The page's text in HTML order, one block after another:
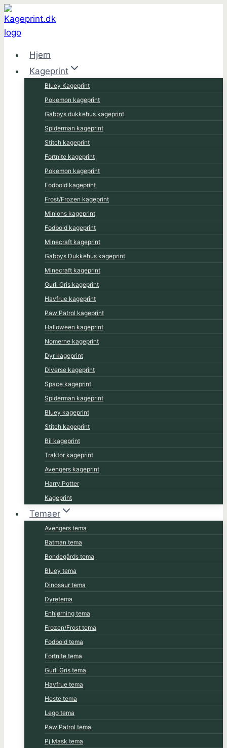
Fortsæt
til
indhold
Hjem
Kageprint
Bluey Kageprint
Pokemon kageprint
Gabbys dukkehus kageprint
Spiderman kageprint
Stitch kageprint
Fortnite kageprint
Pokemon kageprint
Fodbold kageprint
Frost/Frozen kageprint
Minions kageprint
Fodbold kageprint
Minecraft kageprint
Gabbys Dukkehus kageprint
Minecraft kageprint
Gurli Gris kageprint
Havfrue kageprint
Paw Patrol kageprint
Halloween kageprint
Nomerne kageprint
Dyr kageprint
Diverse kageprint
Space kageprint
Spiderman kageprint
Bluey kageprint
Stitch kageprint
Bil kageprint
Traktor kageprint
Avengers kageprint
Harry Potter
Kageprint
Temaer
Avengers tema
Batman tema
Bondegårds tema
Bluey tema
Dinosaur tema
Dyretema
Enhjørning tema
Frozen/Frost tema
Fodbold tema
Fortnite tema
Gurli Gris tema
Havfrue tema
Heste tema
Lego tema
Paw Patrol tema
Pj Mask tema